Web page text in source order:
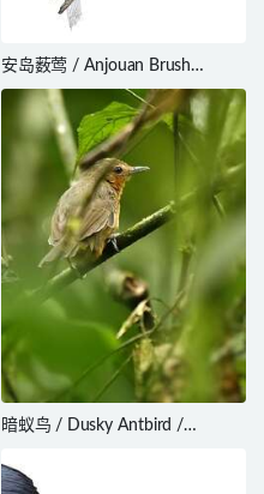
安岛薮莺 / Anjouan Brush
Warbler / Nesillas longicaudata
暗蚁鸟 / Dusky Antbird /